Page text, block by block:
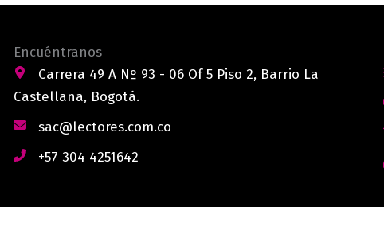
Encuéntranos
Carrera 49 A Nº 93 - 06 Of 5 Piso 2, Barrio La
Castellana, Bogotá.
sac@lectores.com.co
+57 304 4251642